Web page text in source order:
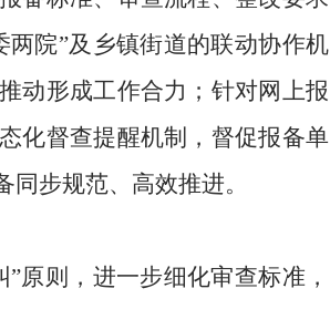
两院”及乡镇街道的联动协作机
动形成工作合力；针对网上报
化督查提醒机制，督促报备单
步规范、高效推进。
原则，进一步细化审查标准，